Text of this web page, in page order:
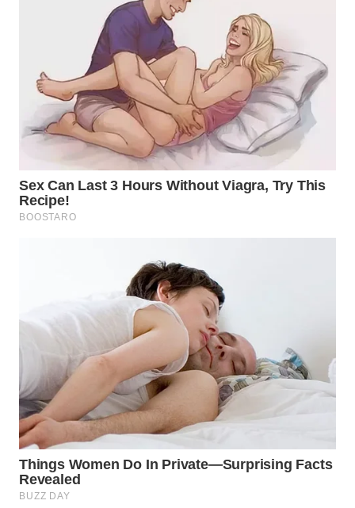
WAHANA
TANI
WAHANA
ADVOKAT
WAHANA
INFRASTRUKTUR
LISTRIK
WAHANA
TRAVEL
WAHANA
TV
WAHANANEWS
ID